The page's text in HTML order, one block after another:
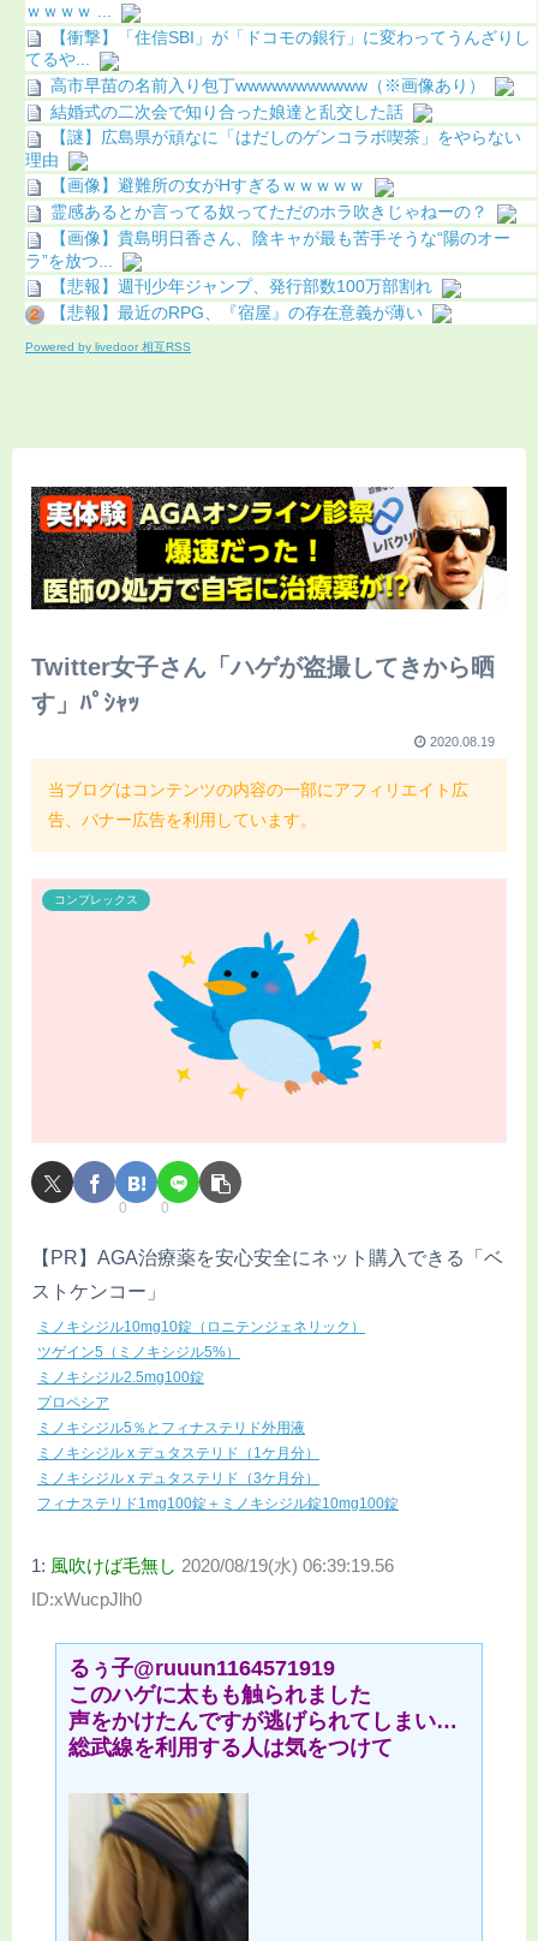
ｗｗｗｗ ...
【衝撃】「住信SBI」が「ドコモの銀行」に変わってうんざりし
てるや...
高市早苗の名前入り包丁wwwwwwwwwww（※画像あり）
結婚式の二次会で知り合った娘達と乱交した話
【謎】広島県が頑なに「はだしのゲンコラボ喫茶」をやらない
理由
【画像】避難所の女がHすぎるｗｗｗｗｗ
霊感あるとか言ってる奴ってただのホラ吹きじゃねーの？
【画像】貴島明日香さん、陰キャが最も苦手そうな“陽のオー
ラ”を放つ...
【悲報】週刊少年ジャンプ、発行部数100万部割れ
【悲報】最近のRPG、『宿屋』の存在意義が薄い
Powered by livedoor 相互RSS
Twitter女子さん「ハゲが盗撮してきから晒
す」ﾊﾟｼｬｯ
2020.08.19
当ブログはコンテンツの内容の一部にアフィリエイト広
告、バナー広告を利用しています。
コンプレックス
0 0
【PR】AGA治療薬を安心安全にネット購入できる「ベ
ストケンコー」
ミノキシジル10mg10錠（ロニテンジェネリック）
ツゲイン5（ミノキシジル5%）
ミノキシジル2.5mg100錠
プロペシア
ミノキシジル5％とフィナステリド外用液
ミノキシジル x デュタステリド（1ケ月分）
ミノキシジル x デュタステリド（3ケ月分）
フィナステリド1mg100錠＋ミノキシジル錠10mg100錠
1: 風吹けば毛無し 2020/08/19(水) 06:39:19.56
ID:xWucpJlh0
るぅ子@ruuun1164571919
このハゲに太もも触られました
声をかけたんですが逃げられてしまい…
総武線を利用する人は気をつけて